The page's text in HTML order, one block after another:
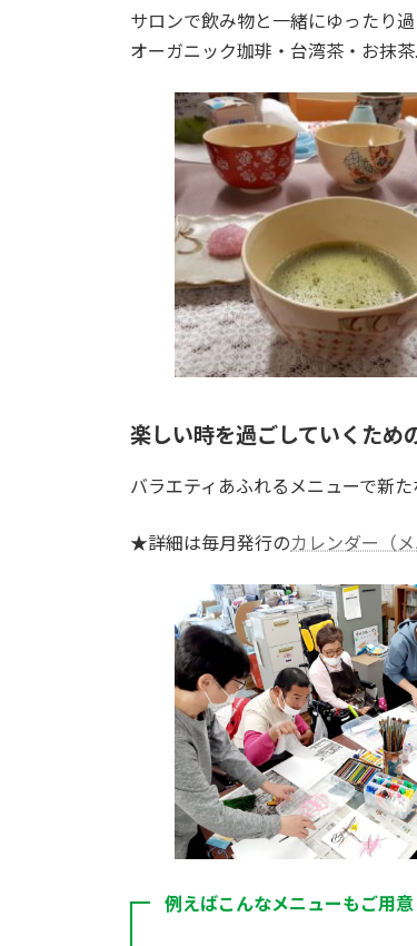
サロンで飲み物と一緒にゆったり過
オーガニック珈琲・台湾茶・お抹
楽しい時を過ごしていくため
バラエティあふれるメニューで新た
★詳細は毎月発行のカレンダー（メ
例えばこんなメニューもご用